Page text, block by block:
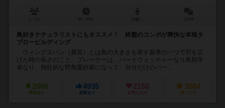
鳥好きナチュラリストにもオススメ！ 終盤のコンボが爽快な本格タ
ブロービルディング
ウィングスパン（翼長）とは鳥の大きさを表す基準の一つで羽を広
げた時の長さのこと。プレーヤーは、バードウォッチャーなり鳥類学
者なり、熱狂的な野鳥愛好家になって、自分だけのバー...
2006
興味あり
4935
経験あり
2150
お気に入り
3884
持ってる